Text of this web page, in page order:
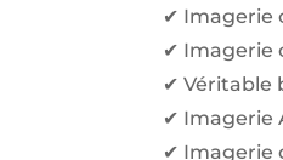
✔ Imagerie
✔ Imagerie
✔ Véritable
✔ Imagerie
✔ Imagerie